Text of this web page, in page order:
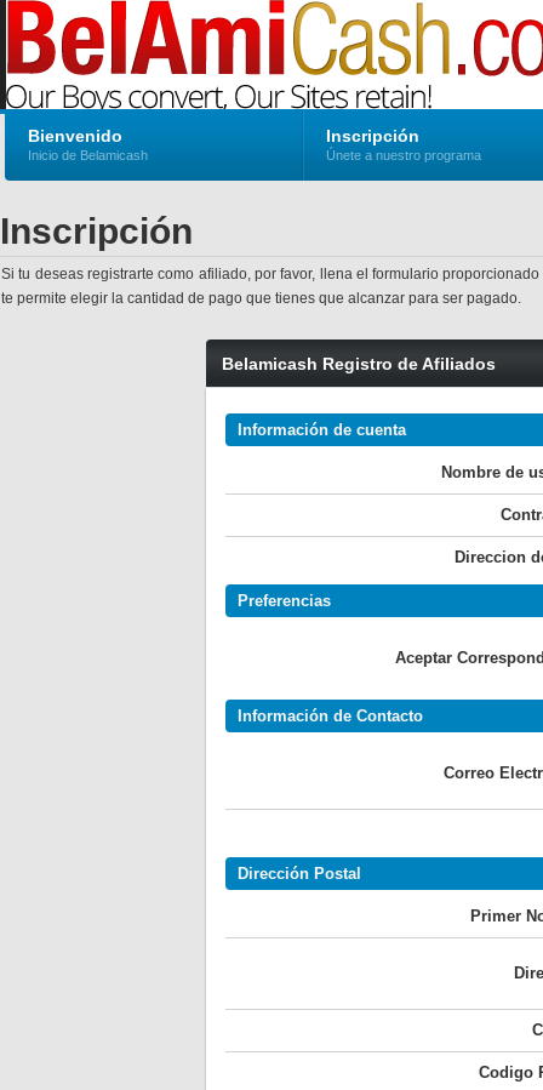
Bienvenido
Inicio de Belamicash
Inscripción
Únete a nuestro programa
Inscripción
Si tu deseas registrarte como afiliado, por favor, llena el formulario
te permite elegir la cantidad de pago que tienes que alcanzar para ser pagado.
Belamicash Registro de Afiliados
Información de cuenta
Nombre de
Direccion
Preferencias
Aceptar
Información de Contacto
Correo
Dirección Postal
Primer
Codigo